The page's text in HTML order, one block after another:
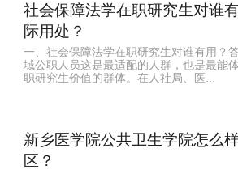
社会保障法学在职研究生对谁
际用处？
一、社会保障法学在职研究生对谁有用？
域公职人员这是最适配的人群，也是最能
职研究生价值的群体。在人社局、医...
新乡医学院公共卫生学院怎么
区？